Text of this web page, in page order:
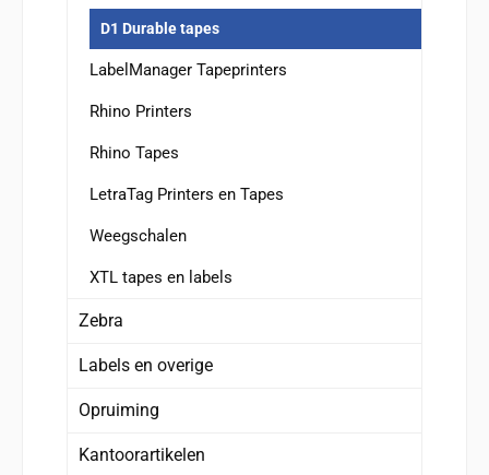
D1 Durable tapes
LabelManager Tapeprinters
Rhino Printers
Rhino Tapes
LetraTag Printers en Tapes
Weegschalen
XTL tapes en labels
Zebra
Labels en overige
Opruiming
Kantoorartikelen